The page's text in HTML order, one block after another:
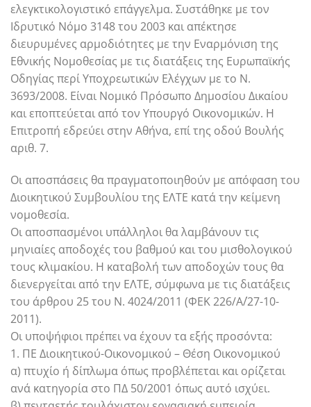
ελεγκτικολογιστικό επάγγελμα. Συστάθηκε με τον
Ιδρυτικό Νόμο 3148 του 2003 και απέκτησε
διευρυμένες αρμοδιότητες με την Εναρμόνιση της
Εθνικής Νομοθεσίας με τις διατάξεις της Ευρωπαϊκής
Οδηγίας περί Υποχρεωτικών Ελέγχων με το Ν.
3693/2008. Είναι Νομικό Πρόσωπο Δημοσίου Δικαίου
και εποπτεύεται από τον Υπουργό Οικονομικών. Η
Επιτροπή εδρεύει στην Αθήνα, επί της οδού Βουλής
αριθ. 7.
Οι αποσπάσεις θα πραγματοποιηθούν με απόφαση του
Διοικητικού Συμβουλίου της ΕΛΤΕ κατά την κείμενη
νομοθεσία.
Οι αποσπασμένοι υπάλληλοι θα λαμβάνουν τις
μηνιαίες αποδοχές του βαθμού και του μισθολογικού
τους κλιμακίου. Η καταβολή των αποδοχών τους θα
διενεργείται από την ΕΛΤΕ, σύμφωνα με τις διατάξεις
του άρθρου 25 του Ν. 4024/2011 (ΦΕΚ 226/Α΄/27-10-
2011).
Οι υποψήφιοι πρέπει να έχουν τα εξής προσόντα:
1. ΠΕ Διοικητικού-Οικονομικού – Θέση Οικονομικού
α) πτυχίο ή δίπλωμα όπως προβλέπεται και ορίζεται
ανά κατηγορία στο ΠΔ 50/2001 όπως αυτό ισχύει.